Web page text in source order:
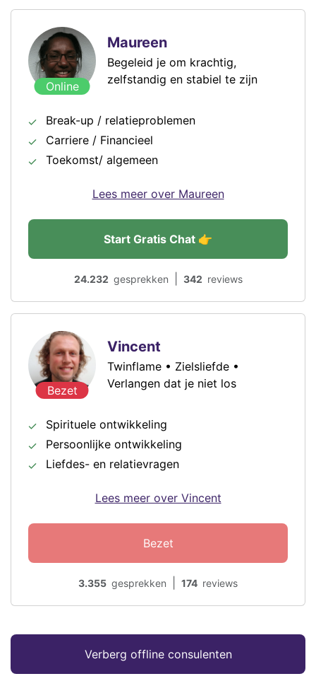
Online
Maureen
Begeleid je om krachtig,
zelfstandig en stabiel te zijn
Break-up / relatieproblemen
Carriere / Financieel
Toekomst/ algemeen
342 reviews
24.232 gesprekken
Start Gratis Chat 👉
Lees meer over Maureen
Bezet
Vincent
Twinflame • Zielsliefde •
Verlangen dat je niet los
Spirituele ontwikkeling
Persoonlijke ontwikkeling
Liefdes- en relatievragen
174 reviews
3.355 gesprekken
Bezet
Lees meer over Vincent
Verberg offline consulenten